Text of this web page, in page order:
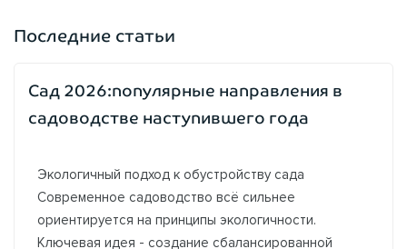
Последние статьи
Сад 2026:популярные направления в
садоводстве наступившего года
Экологичный подход к обустройству сада
Современное садоводство всё сильнее
ориентируется на принципы экологичности.
Ключевая идея - создание сбалансированной